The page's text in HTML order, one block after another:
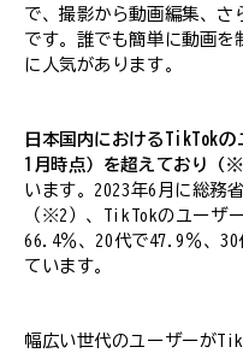
で、撮影から動画編集、さ
です。誰でも簡単に動画を
に人気があります。
日本国内におけるTikTok
1月時点）を超えており（
います。2023年6月に総務
（※2）、TikTokのユーザ
66.4％、20代で47.9％、
ています。
幅広い世代のユーザーが